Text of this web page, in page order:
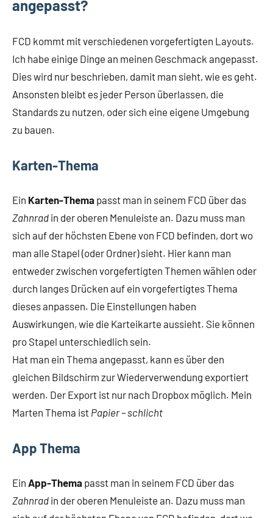
angepasst?
FCD kommt mit verschiedenen vorgefertigten Layouts.
Ich habe einige Dinge an meinen Geschmack angepasst.
Dies wird nur beschrieben, damit man sieht, wie es geht.
Ansonsten bleibt es jeder Person überlassen, die
Standards zu nutzen, oder sich eine eigene Umgebung
zu bauen.
Karten-Thema
Ein Karten-Thema passt man in seinem FCD über das
Zahnrad in der oberen Menuleiste an. Dazu muss man
sich auf der höchsten Ebene von FCD befinden, dort wo
man alle Stapel (oder Ordner) sieht. Hier kann man
entweder zwischen vorgefertigten Themen wählen oder
durch langes Drücken auf ein vorgefertigtes Thema
dieses anpassen. Die Einstellungen haben
Auswirkungen, wie die Karteikarte aussieht. Sie können
pro Stapel unterschiedlich sein.
Hat man ein Thema angepasst, kann es über den
gleichen Bildschirm zur Wiederverwendung exportiert
werden. Der Export ist nur nach Dropbox möglich. Mein
Marten Thema ist Papier – schlicht
App Thema
Ein App-Thema passt man in seinem FCD über das
Zahnrad in der oberen Menuleiste an. Dazu muss man